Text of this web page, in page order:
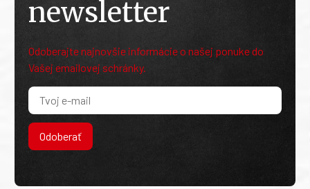
newsletter
Odoberajte najnovšie informácie o našej ponuke do
Vašej emailovej schránky.
Odoberať